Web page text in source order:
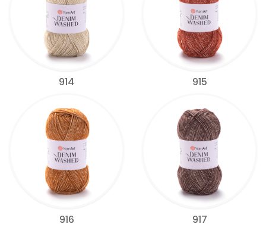
914 915
916 917